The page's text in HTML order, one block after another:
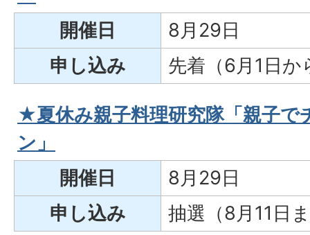
開催日
8月29日
申し込み
先着（6月1日か
★夏休み親子料理研究隊「親子で
ン」
開催日
8月29日
申し込み
抽選（8月11日